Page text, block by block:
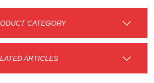
CATEGORY
ARTICLES